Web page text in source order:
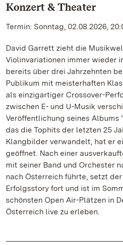
Konzert & Theater
Termin: Sonntag, 02.08.2026,
David Garrett zieht die
Violinvariationen immer wieder
bereits über drei Jahrzehnten
Publikum mit meisterhaften
als einzigartiger Crossover-
zwischen E- und U-Musik
Veröffentlichung seines Albums
das die Tophits der letzten 25
Klangbilder verwandelt, hat er
geöffnet. Nach einer
mit seiner Band und Orchester
nach Österreich führte, setzt
Erfolgsstory fort und ist im
schönsten Open Air-Plätzen in
Österreich live zu erleben.